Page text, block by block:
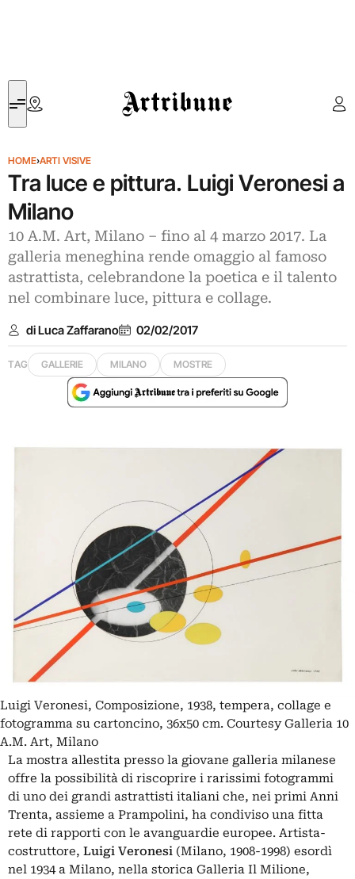
Artribune
HOME›ARTI VISIVE
Tra luce e pittura. Luigi Veronesi a
Milano
10 A.M. Art, Milano – fino al 4 marzo 2017. La
galleria meneghina rende omaggio al famoso
astrattista, celebrandone la poetica e il talento
nel combinare luce, pittura e collage.
di Luca Zaffarano 02/02/2017
TAG GALLERIE MILANO MOSTRE
Luigi Veronesi, Composizione, 1938, tempera, collage e
fotogramma su cartoncino, 36x50 cm. Courtesy Galleria 10
A.M. Art, Milano
La mostra allestita presso la giovane galleria milanese
offre la possibilità di riscoprire i rarissimi fotogrammi
di uno dei grandi astrattisti italiani che, nei primi Anni
Trenta, assieme a Prampolini, ha condiviso una fitta
rete di rapporti con le avanguardie europee. Artista-
costruttore, Luigi Veronesi (Milano, 1908-1998) esordì
nel 1934 a Milano, nella storica Galleria Il Milione,